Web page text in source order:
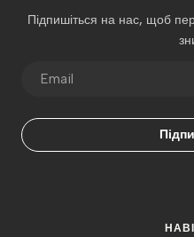
Підпишіться на нас, щоб